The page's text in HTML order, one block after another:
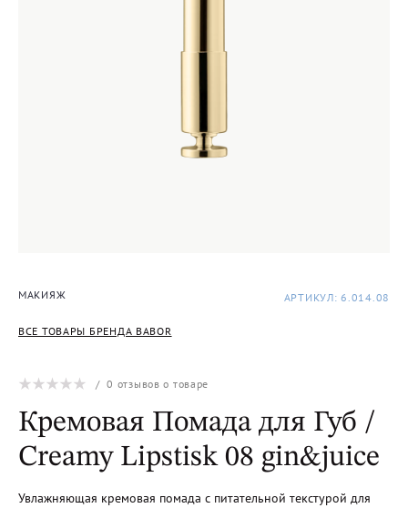
МАКИЯЖ
ВСЕ ТОВАРЫ БРЕНДА BABOR
АРТИКУЛ: 6.014.08
/0 отзывов о товаре
Кремовая Помада для Губ /
Creamy Lipstisk 08 gin&juice
Увлажняющая кремовая помада с питательной текстурой для